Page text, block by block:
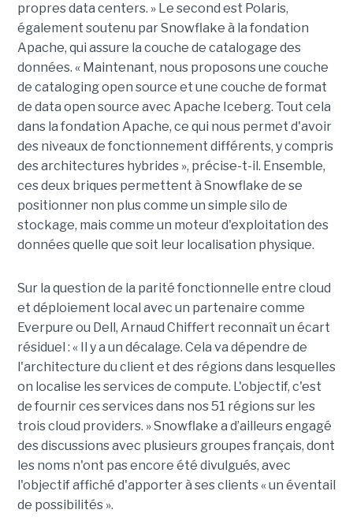
propres data centers. » Le second est Polaris,
également soutenu par Snowflake à la fondation
Apache, qui assure la couche de catalogage des
données. « Maintenant, nous proposons une couche
de cataloging open source et une couche de format
de data open source avec Apache Iceberg. Tout cela
dans la fondation Apache, ce qui nous permet d'avoir
des niveaux de fonctionnement différents, y compris
des architectures hybrides », précise-t-il. Ensemble,
ces deux briques permettent à Snowflake de se
positionner non plus comme un simple silo de
stockage, mais comme un moteur d'exploitation des
données quelle que soit leur localisation physique.
Sur la question de la parité fonctionnelle entre cloud
et déploiement local avec un partenaire comme
Everpure ou Dell, Arnaud Chiffert reconnaît un écart
résiduel : « Il y a un décalage. Cela va dépendre de
l'architecture du client et des régions dans lesquelles
on localise les services de compute. L'objectif, c'est
de fournir ces services dans nos 51 régions sur les
trois cloud providers. » Snowflake a d’ailleurs engagé
des discussions avec plusieurs groupes français, dont
les noms n'ont pas encore été divulgués, avec
l'objectif affiché d'apporter à ses clients « un éventail
de possibilités ».